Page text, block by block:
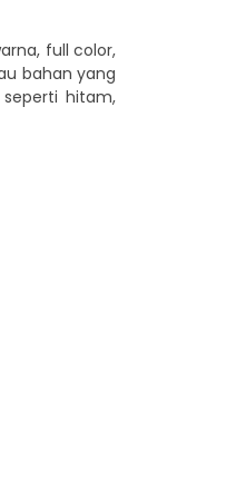
full color,
bahan yang
hitam,